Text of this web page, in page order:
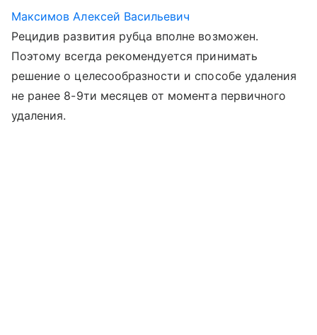
Максимов Алексей Васильевич
Рецидив развития рубца вполне возможен.
Поэтому всегда рекомендуется принимать
решение о целесообразности и способе удаления
не ранее 8-9ти месяцев от момента первичного
удаления.